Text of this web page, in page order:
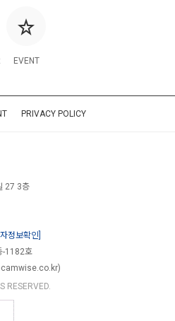
EVENT
PRIVACY POLICY
27 3층
정보확인]
-1182호
)
RESERVED.